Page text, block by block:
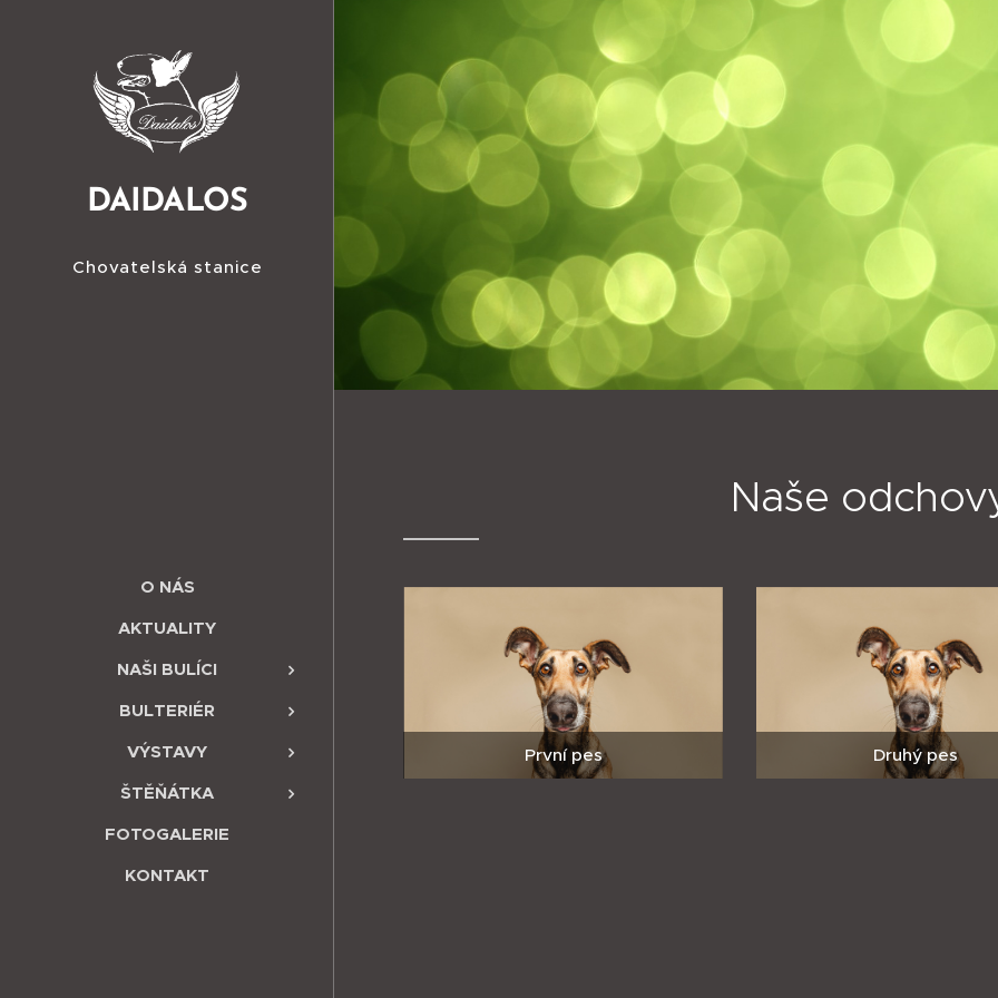
DAIDALOS
Chovatelská stanice
O NÁS
AKTUALITY
NAŠI BULÍCI
BULTERIÉR
VÝSTAVY
ŠTĚŇÁTKA
FOTOGALERIE
KONTAKT
Naše
První pes Druhý pes